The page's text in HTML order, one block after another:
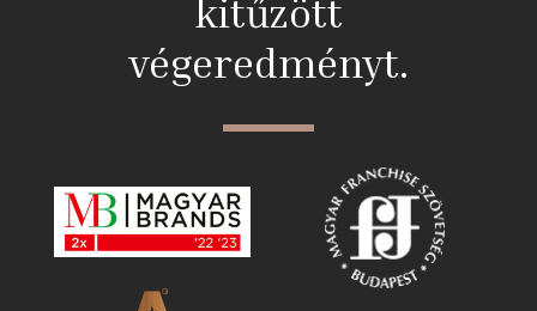
kitűzött
végeredményt.